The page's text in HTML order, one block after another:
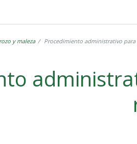
y maleza Procedimiento administrativo